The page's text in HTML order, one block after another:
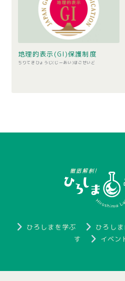
地理的表示(GI)保護制度
ちりてきひょうじ(じーあい)ほごせいど
ひろしまを学ぶ ひろし
す
イベン